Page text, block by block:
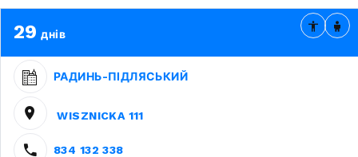
29 днів
РАДИНЬ-ПІДЛЯСЬКИЙ
WISZNICKA 111
834 132 338